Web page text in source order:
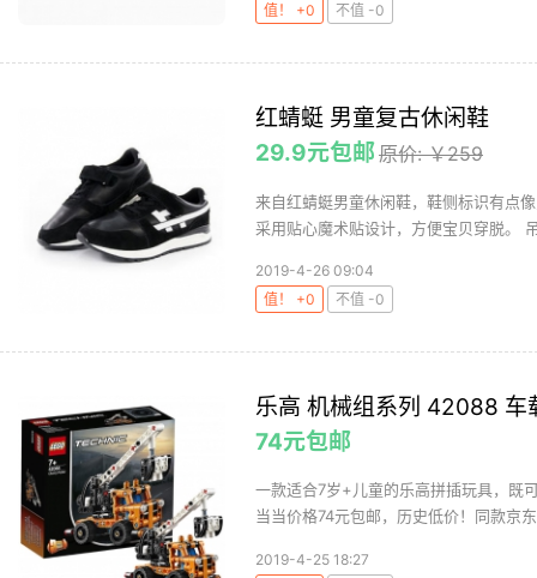
值！ +0
不值 -0
红蜻蜓 男童复古休闲鞋
29.9元包邮原价: ￥259
来自红蜻蜓男童休闲鞋，鞋侧标识有点
采用贴心魔术贴设计，方便宝贝穿脱。
2019-4-26 09:04
值！ +0
不值 -0
乐高 机械组系列 42088 车
74元包邮
一款适合7岁+儿童的乐高拼插玩具，既
当当价格74元包邮，历史低价！同款京
2019-4-25 18:27